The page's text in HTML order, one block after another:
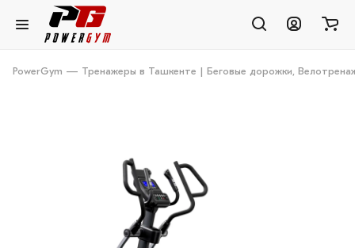
PowerGym — Тренажеры в Ташкенте | Беговые дорожки,